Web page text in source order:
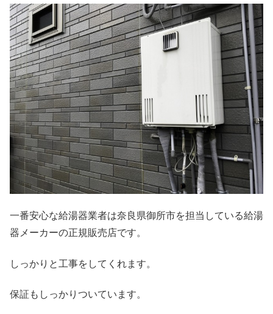
一番安心な給湯器業者は奈良県御所市を担当している給湯
器メーカーの正規販売店です。
しっかりと工事をしてくれます。
保証もしっかりついています。